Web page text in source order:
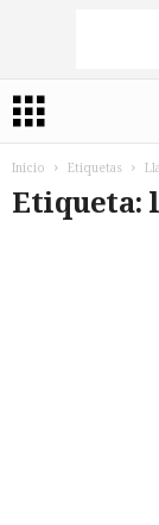
Inicio Etiquetas
Etiqueta: